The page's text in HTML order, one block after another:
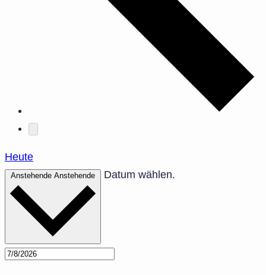
Heute
Anstehende Anstehende Datum wählen.